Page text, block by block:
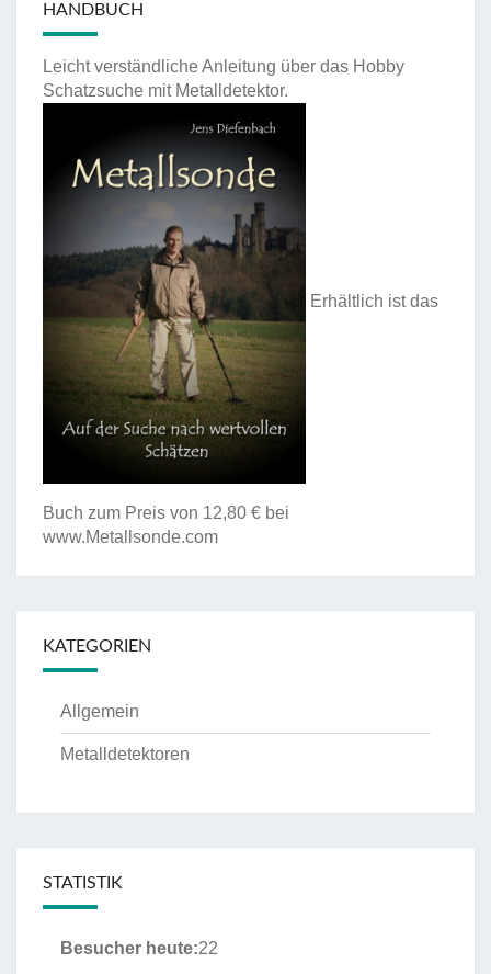
HANDBUCH
Leicht verständliche Anleitung über das Hobby
Schatzsuche mit Metalldetektor.
Erhältlich ist das
Buch zum Preis von 12,80 € bei
www.Metallsonde.com
KATEGORIEN
Allgemein
Metalldetektoren
STATISTIK
Besucher heute:22